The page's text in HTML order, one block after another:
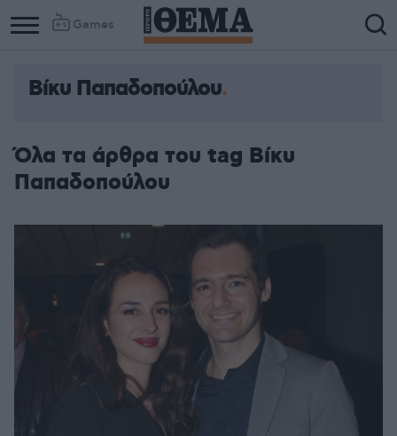
Games
Βίκυ Παπαδοπούλου
Όλα τα άρθρα του tag Βίκυ
Παπαδοπούλου